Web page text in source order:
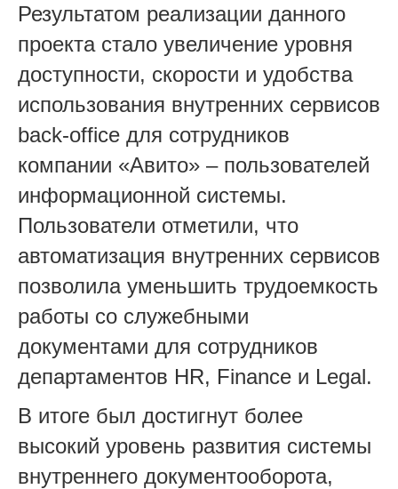
Результатом реализации данного
проекта стало увеличение уровня
доступности, скорости и удобства
использования внутренних сервисов
back-office для сотрудников
компании «Авито» – пользователей
информационной системы.
Пользователи отметили, что
автоматизация внутренних сервисов
позволила уменьшить трудоемкость
работы со служебными
документами для сотрудников
департаментов HR, Finance и Legal.
В итоге был достигнут более
высокий уровень развития системы
внутреннего документооборота,